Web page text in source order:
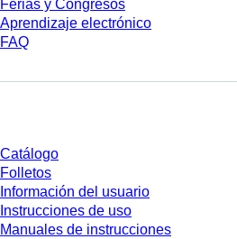
Ferias y Congresos
Aprendizaje electrónico
FAQ
Catálogo
Folletos
Información del usuario
Instrucciones de uso
Manuales de instrucciones